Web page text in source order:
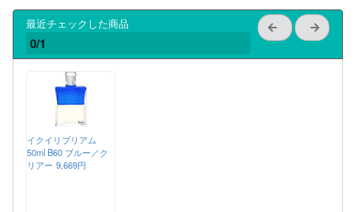
最近チェックした商品
0/1
イクイリブリアム
50ml B60 ブルー／ク
リアー 9,669円